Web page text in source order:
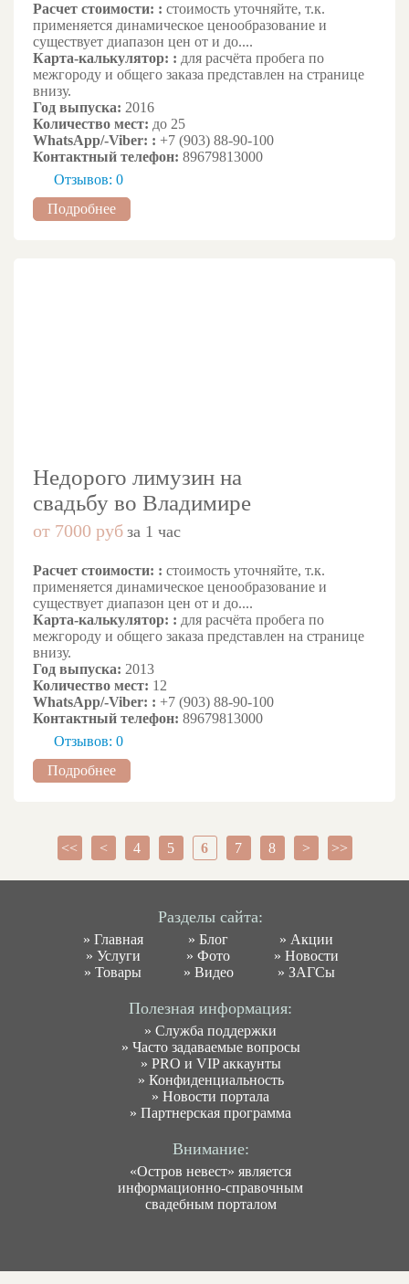
Расчет стоимости: : стоимость уточняйте, т.к.
применяется динамическое ценообразование и
существует диапазон цен от и до....
Карта-калькулятор: : для расчёта пробега по
межгороду и общего заказа представлен на странице
внизу.
Год выпуска: 2016
Количество мест: до 25
WhatsApp/-Viber: : +7 (903) 88-90-100
Контактный телефон: 89679813000
Отзывов: 0
Подробнее
Недорого лимузин на
свадьбу во Владимире
от 7000 руб за 1 час
Расчет стоимости: : стоимость уточняйте, т.к.
применяется динамическое ценообразование и
существует диапазон цен от и до....
Карта-калькулятор: : для расчёта пробега по
межгороду и общего заказа представлен на странице
внизу.
Год выпуска: 2013
Количество мест: 12
WhatsApp/-Viber: : +7 (903) 88-90-100
Контактный телефон: 89679813000
Отзывов: 0
Подробнее
<< < 4 5 6 7 8 > >>
Разделы сайта:
» Главная
» Услуги
»Товары
»Блог
»Фото
» Видео
» Акции
» Новости
» ЗАГСы
Полезная информация:
»Служба поддержки
» Часто задаваемые вопросы
» PRO и VIP аккаунты
» Конфиденциальность
»Новости портала
»Партнерская программа
Внимание:
«Остров невест» является
информационно-справочным
свадебным порталом